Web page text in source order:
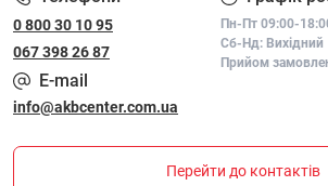
0 800 30 10 95
067 398 26 87
Пн-Пт 09:00-
Сб-Нд: Вихідний
Прийом
E-mail
info@akbcenter.com.ua
Перейти до контактів